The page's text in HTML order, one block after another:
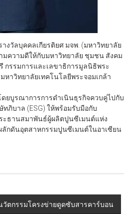
งวัลบุคคลเกียรติยศ มจพ. (มหาวิทยาลัย
มความดีให้กับมหาวิทยาลัย ชุมชน สังคม
กรรมการและเลขาธิการมูลนิธิพระ
าวิทยาลัยเทคโนโลยีพระจอมเกล้า
ยบูรณาการการดำเนินธุรกิจควบคู่ไปกับ
ภิบาล (ESG) ให้พร้อมรับมือกับ
ะธานสมาพันธ์ผู้ผลิตปูนซีเมนต์แห่ง
ผลักดันอุตสาหกรรมปูนซีเมนต์ในอาเซียน
วัตกรรมโครงข่ายดูดซับสารคาร์บอน